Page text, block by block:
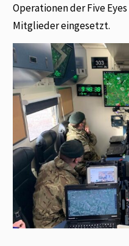
Operationen der Five
Mitglieder eingesetzt.